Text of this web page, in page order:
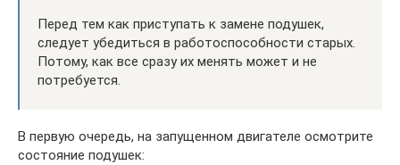
Перед тем как приступать к замене подушек,
следует убедиться в работоспособности старых.
Потому, как все сразу их менять может и не
потребуется.
В первую очередь, на запущенном двигателе осмотрите
состояние подушек: